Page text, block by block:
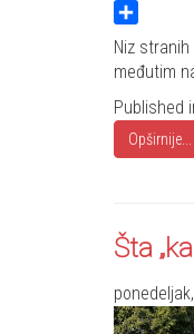
Twitter
Share
Niz
međutim
Published
Opširnije...
Šta